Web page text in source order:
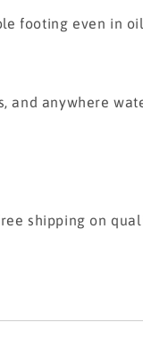
footing even in
and anywhere
shipping on